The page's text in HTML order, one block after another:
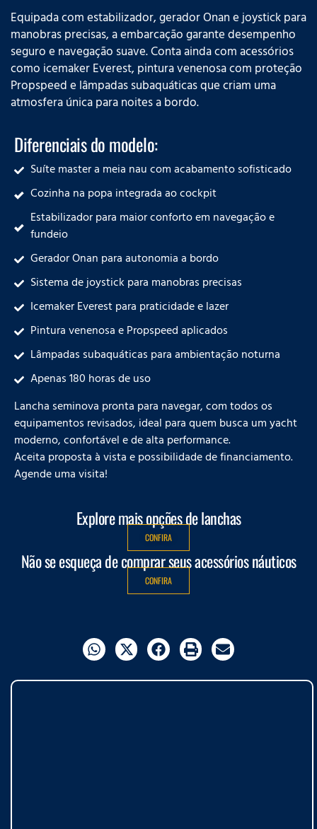
Equipada com estabilizador, gerador Onan e joystick para
manobras precisas, a embarcação garante desempenho
seguro e navegação suave. Conta ainda com acessórios
como icemaker Everest, pintura venenosa com proteção
Propspeed e lâmpadas subaquáticas que criam uma
atmosfera única para noites a bordo.
Diferenciais do modelo:
Suíte master a meia nau com acabamento sofisticado
Cozinha na popa integrada ao cockpit
Estabilizador para maior conforto em navegação e
fundeio
Gerador Onan para autonomia a bordo
Sistema de joystick para manobras precisas
Icemaker Everest para praticidade e lazer
Pintura venenosa e Propspeed aplicados
Lâmpadas subaquáticas para ambientação noturna
Apenas 180 horas de uso
Lancha seminova pronta para navegar, com todos os
equipamentos revisados, ideal para quem busca um yacht
moderno, confortável e de alta performance.
Aceita proposta à vista e possibilidade de financiamento.
Agende uma visita!
Explore mais opções de lanchas
CONFIRA
Não se esqueça de comprar seus acessórios náuticos
CONFIRA